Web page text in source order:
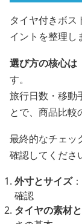
タイヤ付きボス
イントを整理し
選び方の核心は
す。
旅行日数・移動
とで、商品比較
最終的なチェッ
確認してくださ
外寸とサイズ
確認
タイヤの素材